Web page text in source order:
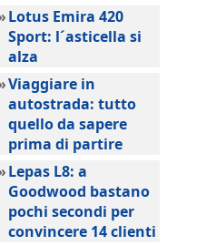
Lotus Emira 420
Sport: l´asticella si
alza
Viaggiare in
autostrada: tutto
quello da sapere
prima di partire
Lepas L8: a
Goodwood bastano
pochi secondi per
convincere 14 clienti